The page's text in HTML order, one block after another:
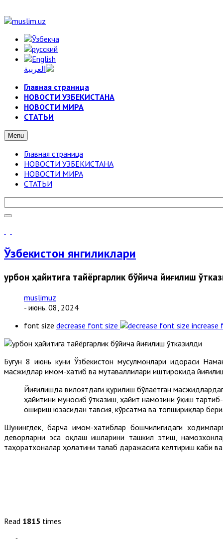
Главная страница
НОВОСТИ УЗБЕКИСТАНА
НОВОСТИ МИРА
СТАТЬИ
Menu
Главная страница
НОВОСТИ УЗБЕКИСТАНА
НОВОСТИ МИРА
СТАТЬИ
Ўзбекистон янгиликлари
Қурбон ҳайитига тайёргарлик бўйича йиғилиш
muslimuz
- июнь. 08, 2024
font size decrease font size increase
Бугун 8 июнь куни Ўзбекистон мусулмонлари идораси
масжидлар имом-хатиб ва мутаваллилари иштирокида
Йиғилишда вилоятдаги қурилиш бўлаётган
ҳайитини муносиб ўтказиш, ҳайит намозини ўқиш
ошириш юзасидан тавсия, кўрсатма ва топшириқлар
Шунингдек, барча имом-хатиблар бошчилигидаги
деворларни эса оқлаш ишларини ташкил этиш,
таҳоратхоналар ҳолатини талаб даражасига келтириш каби
Read 1815 times